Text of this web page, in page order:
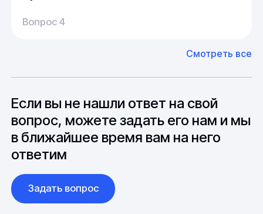
20-25 дней, но в зависимости от различных
может быть сокращен до 1 недели.
до 6 месяцев производства.
У нас большой опыт поставок из Европы и
Азии. Через наших партнеров мы сможем
вопросы связанные с документацией и
международной логистикой.
Вопрос 4
Смотреть все
Если вы не нашли ответ на свой
вопрос, можете задать его нам и мы
в ближайшее время вам на него
ответим
Задать вопрос